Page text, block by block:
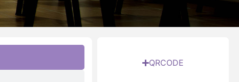
QRCODE